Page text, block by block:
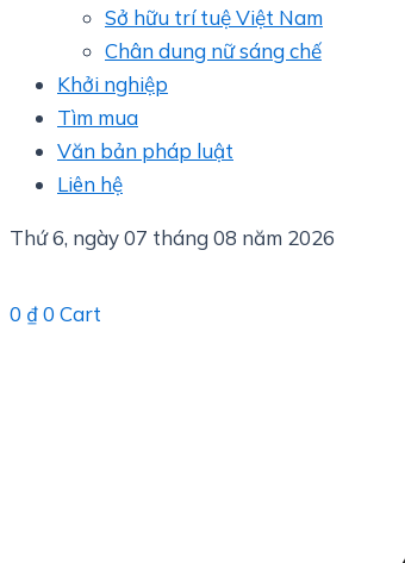
Sở hữu trí tuệ Việt Nam
Chân dung nữ sáng chế
Khởi nghiệp
Tìm mua
Văn bản pháp luật
Liên hệ
Thứ 6, ngày 07 tháng 08 năm 2026
0 ₫0 Cart